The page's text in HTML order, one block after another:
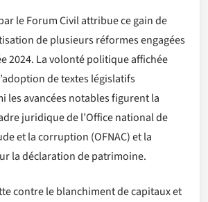
le Forum Civil attribue ce gain de
de plusieurs réformes engagées
2024. La volonté politique affichée
de textes législatifs
les avancées notables figurent la
juridique de l’Office national de
et la corruption (OFNAC) et la
la déclaration de patrimoine.
contre le blanchiment de capitaux et